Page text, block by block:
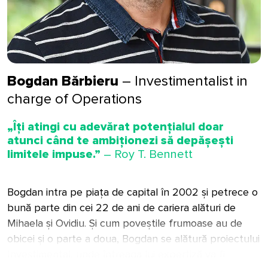
cu pasiune. M-am alăturat echipei
Investimental pentru că împărtășim
aceleași valori, ne unește dorința de a
construi în domeniul în care avem
experiența și expertiza și curajul de a ne
implica în acest nou proiect.
Bogdan Bărbieru – Investimentalist in
charge of Operations
„Îți atingi cu adevărat potențialul doar
atunci când te ambiționezi să depășești
limitele impuse.” – Roy T. Bennett
Bogdan intra pe piața de capital în 2002 și petrece o
bună parte din cei 22 de ani de cariera alături de
Mihaela și Ovidiu. Și cum poveștile frumoase au de
obicei și o parte a doua, Bogdan se alătură proiectului